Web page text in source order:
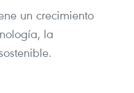
un crecimiento
la